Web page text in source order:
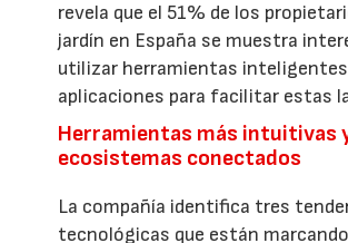
revela que el 51% de los
jardín en España se muestra
utilizar herramientas
aplicaciones para facilitar estas
Herramientas más intuitivas
ecosistemas conectados
La compañía identifica tres
tecnológicas que están